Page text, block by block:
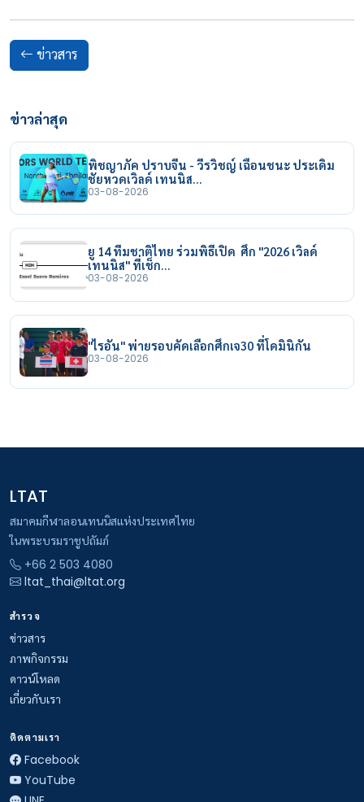
ข่าวสาร
ข่าวล่าสุด
พิชญาภัค ปราบจีน - วีรวิชญ์ เฉือนชนะ ประเดิม
ชัยหวดเวิลด์ เทนนิส…
03-08-2026
ยู 14 ทีมชาติไทย ร่วมพิธีเปิด ศึก "2026 เวิลด์
เทนนิส" ที่เช็ก…
03-08-2026
"ไรอัน" พ่ายรอบคัดเลือกศึกเจ30 ที่โดมินิกัน
03-08-2026
LTAT
สมาคมกีฬาลอนเทนนิสแห่งประเทศไทย
ในพระบรมราชูปถัมภ์
+66 2 503 4080
ltat_thai@ltat.org
สำรวจ
ข่าวสาร
ภาพกิจกรรม
ดาวน์โหลด
เกี่ยวกับเรา
ติดตามเรา
Facebook
YouTube